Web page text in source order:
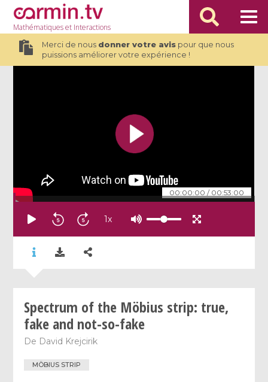
Mathématiqueset Interactions
Merci de nous donner votre avispour que nous
puissions améliorer votre expérience !
00:00:00 / 00:53:00
1x
Spectrum of the Möbius strip: true,
fake and not-so-fake
De David Krejcirik
MÖBIUS STRIP